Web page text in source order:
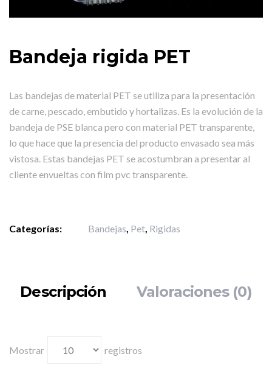
Bandeja rigida PET
Las bandejas de material PET se utiliza para la presentación
de carne, pescado, embutido y hortalizas. Es la evolución de la
bandeja de PSE blanca pero con material PET transparente,
lo que hace que la presencia del producto envasado sea más
vistosa. Estas bandejas PET se acostumbran a presentar al
cliente envueltas con film pvc transparente.
Categorías: Bandejas, Pet, Rigidas
Descripción Valoraciones (0)
Mostrar registros